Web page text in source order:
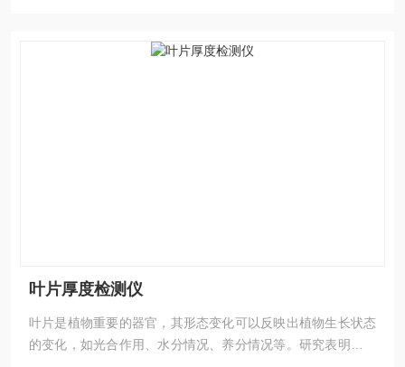
叶片厚度检测仪
叶片是植物重要的器官，其形态变化可以反映出植物生长状态
的变化，如光合作用、水分情况、养分情况等。研究表明，叶